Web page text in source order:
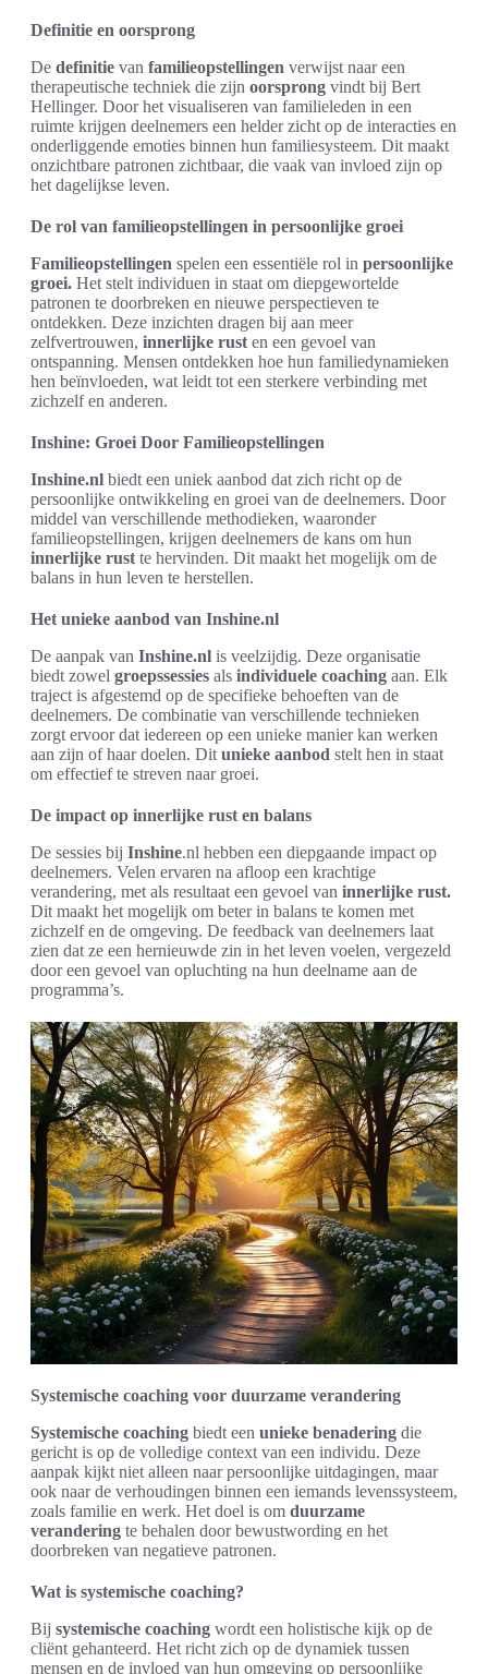
Definitie en oorsprong
De definitie van familieopstellingen verwijst naar een
therapeutische techniek die zijn oorsprong vindt bij Bert
Hellinger. Door het visualiseren van familieleden in een
ruimte krijgen deelnemers een helder zicht op de interacties en
onderliggende emoties binnen hun familiesysteem. Dit maakt
onzichtbare patronen zichtbaar, die vaak van invloed zijn op
het dagelijkse leven.
De rol van familieopstellingen in persoonlijke groei
Familieopstellingen spelen een essentiële rol in persoonlijke
groei. Het stelt individuen in staat om diepgewortelde
patronen te doorbreken en nieuwe perspectieven te
ontdekken. Deze inzichten dragen bij aan meer
zelfvertrouwen, innerlijke rust en een gevoel van
ontspanning. Mensen ontdekken hoe hun familiedynamieken
hen beïnvloeden, wat leidt tot een sterkere verbinding met
zichzelf en anderen.
Inshine: Groei Door Familieopstellingen
Inshine.nl biedt een uniek aanbod dat zich richt op de
persoonlijke ontwikkeling en groei van de deelnemers. Door
middel van verschillende methodieken, waaronder
familieopstellingen, krijgen deelnemers de kans om hun
innerlijke rust te hervinden. Dit maakt het mogelijk om de
balans in hun leven te herstellen.
Het unieke aanbod van Inshine.nl
De aanpak van Inshine.nl is veelzijdig. Deze organisatie
biedt zowel groepssessies als individuele coaching aan. Elk
traject is afgestemd op de specifieke behoeften van de
deelnemers. De combinatie van verschillende technieken
zorgt ervoor dat iedereen op een unieke manier kan werken
aan zijn of haar doelen. Dit unieke aanbod stelt hen in staat
om effectief te streven naar groei.
De impact op innerlijke rust en balans
De sessies bij Inshine.nl hebben een diepgaande impact op
deelnemers. Velen ervaren na afloop een krachtige
verandering, met als resultaat een gevoel van innerlijke rust.
Dit maakt het mogelijk om beter in balans te komen met
zichzelf en de omgeving. De feedback van deelnemers laat
zien dat ze een hernieuwde zin in het leven voelen, vergezeld
door een gevoel van opluchting na hun deelname aan de
programma’s.
Systemische coaching voor duurzame verandering
Systemische coaching biedt een unieke benadering die
gericht is op de volledige context van een individu. Deze
aanpak kijkt niet alleen naar persoonlijke uitdagingen, maar
ook naar de verhoudingen binnen een iemands levenssysteem,
zoals familie en werk. Het doel is om duurzame
verandering te behalen door bewustwording en het
doorbreken van negatieve patronen.
Wat is systemische coaching?
Bij systemische coaching wordt een holistische kijk op de
cliënt gehanteerd. Het richt zich op de dynamiek tussen
mensen en de invloed van hun omgeving op persoonlijke